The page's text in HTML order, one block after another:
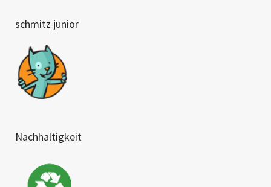
schmitz junior
Nachhaltigkeit